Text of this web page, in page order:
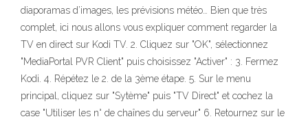
diaporamas d’images, les prévisions météo… Bien que très
complet, ici nous allons vous expliquer comment regarder la
TV en direct sur Kodi TV. 2. Cliquez sur "OK", sélectionnez
"MediaPortal PVR Client" puis choisissez "Activer" : 3. Fermez
Kodi. 4. Répétez le 2. de la 3ème étape. 5. Sur le menu
principal, cliquez sur "Sytème" puis "TV Direct" et cochez la
case "Utiliser les n° de chaînes du serveur" 6. Retournez sur le